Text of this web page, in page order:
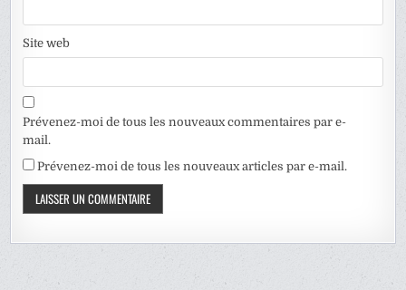
Site web
Prévenez-moi de tous les nouveaux commentaires par e-
mail.
Prévenez-moi de tous les nouveaux articles par e-mail.